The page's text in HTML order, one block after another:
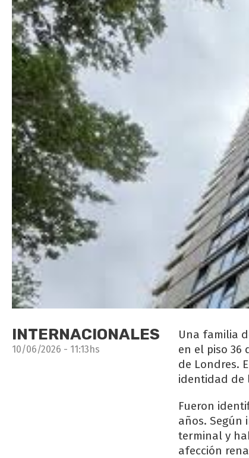
INTERNACIONALES
10/06/2026 - 11:13hs
Una familia
en el piso 36
de Londres.
identidad de
Fueron
años. Según
terminal y
afección